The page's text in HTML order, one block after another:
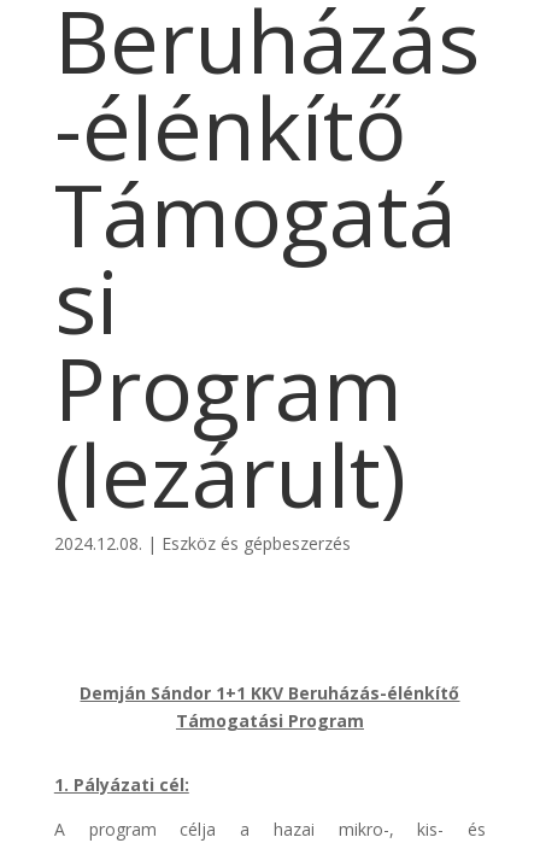
Beruházás
-élénkítő
Támogatá
si
Program
(lezárult)
2024.12.08. | Eszköz és gépbeszerzés
Demján Sándor 1+1 KKV Beruházás-élénkítő
Támogatási Program
1. Pályázati cél:
A program célja a hazai mikro-, kis- és